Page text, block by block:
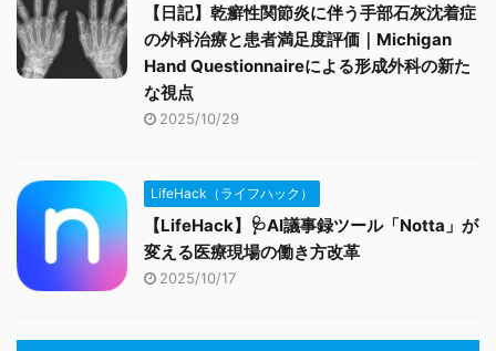
【日記】乾癬性関節炎に伴う手部石灰沈着症
の外科治療と患者満足度評価｜Michigan
Hand Questionnaireによる形成外科の新た
な視点
2025/10/29
LifeHack（ライフハック）
【LifeHack】🩺AI議事録ツール「Notta」が
変える医療現場の働き方改革
2025/10/17